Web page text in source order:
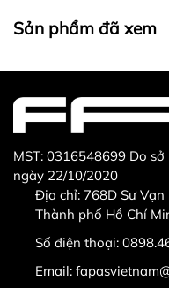
Sản phẩm đã xem
MST: 0316548699 Do
ngày 22/10/2020
Địa chỉ: 768D Sư
Thành phố Hồ Chí
Số điện thoại:
Email: